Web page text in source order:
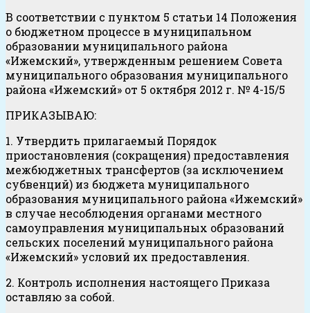
В соответствии с пунктом 5 статьи 14 Положения
о бюджетном процессе в муниципальном
образовании муниципального района
«Ижемский», утвержденным решением Совета
муниципального образования муниципального
района «Ижемский» от 5 октября 2012 г. № 4-15/5
ПРИКАЗЫВАЮ:
1. Утвердить прилагаемый Порядок
приостановления (сокращения) предоставления
межбюджетных трансфертов (за исключением
субвенций) из бюджета муниципального
образования муниципального района «Ижемский»
в случае несоблюдения органами местного
самоуправления муниципальных образований
сельских поселений муниципального района
«Ижемский» условий их предоставления.
2. Контроль исполнения настоящего Приказа
оставляю за собой.